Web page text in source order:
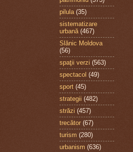
pilula (35)
sistematizare
urbană (467)
Slănic Moldova
(56)
spaţii verzi (563)
spectacol (49)
sport (45)
strategii (482)
străzi (457)
trecător (67)
turism (280)
urbanism (636)